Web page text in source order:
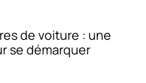
de voiture : une
se démarquer